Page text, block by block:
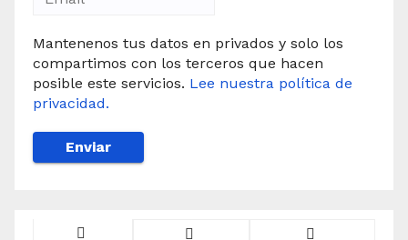
Mantenenos tus datos en privados y solo los
compartimos con los terceros que hacen
posible este servicios. Lee nuestra política de
privacidad.